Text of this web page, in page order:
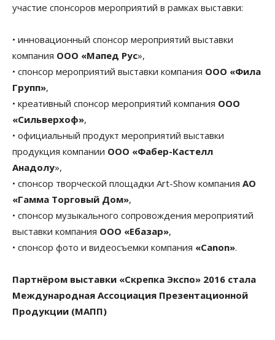
участие спонсоров мероприятий в рамках выставки:
• инновационный спонсор мероприятий выставки
компания ООО «Мапед Рус»,
• спонсор мероприятий выставки компания ООО «Фила
Групп»,
• креативный спонсор мероприятий компания ООО
«Сильверхоф»,
• официальный продукт мероприятий выставки
продукция компании ООО «Фабер-Кастелл
Анадолу»,
• спонсор творческой площадки Art-Show компания АО
«Гамма Торговый Дом»,
• спонсор музыкального сопровождения мероприятий
выставки компания ООО «Ебазар»,
• спонсор фото и видеосъемки компания «Canon».
Партнёром выставки «Скрепка Экспо» 2016 стала
Международная Ассоциация Презентационной
Продукции (МАПП)